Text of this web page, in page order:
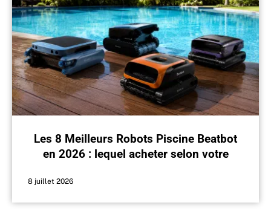
Les 8 Meilleurs Robots Piscine Beatbot
en 2026 : lequel acheter selon votre
8 juillet 2026